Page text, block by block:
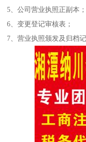
5、公司营业执照正副本；
6、变更登记审核表；
7、营业执照颁发及归档记